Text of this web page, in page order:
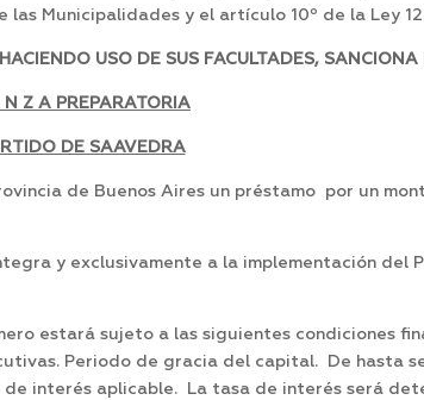
Municipalidades y el artículo 10º de la Ley
USO DE SUS FACULTADES, SANCIONA
Z A PREPARATORIA
DE SAAVEDRA
de Buenos Aires un préstamo por un
y exclusivamente a la implementación del
estará sujeto a las siguientes condiciones
Periodo de gracia del capital. De hasta
interés aplicable. La tasa de interés será